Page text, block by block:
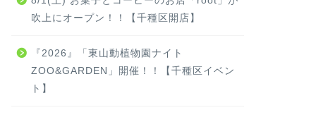
吹上にオープン！！【千種区開店】
『2026』「東山動植物園ナイト
ZOO&GARDEN」開催！！【千種区イベン
ト】